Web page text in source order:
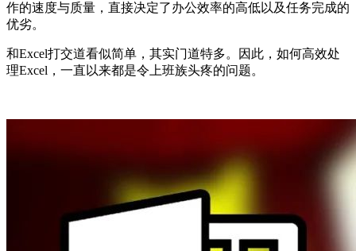
作的速度与质量，直接决定了办公效率的高低以及任务完成的
优劣。
和Excel打交道看似简单，其实门道特多。因此，如何高效处
理Excel，一直以来都是令上班族头疼的问题。